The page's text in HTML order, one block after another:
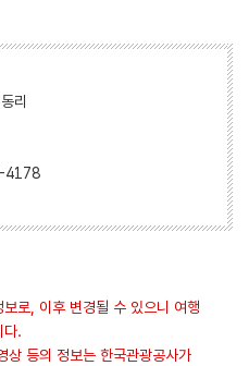
리
4178
로, 이후 변경될 수 있으니 여행
다.
등의 정보는 한국관광공사가